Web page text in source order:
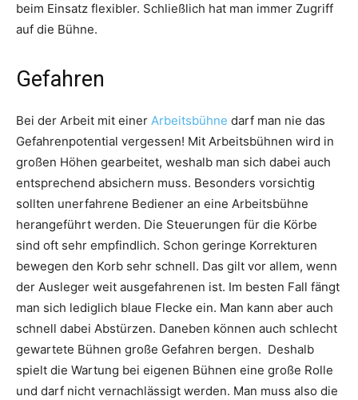
beim Einsatz flexibler. Schließlich hat man immer Zugriff
auf die Bühne.
Gefahren
Bei der Arbeit mit einer Arbeitsbühne darf man nie das
Gefahrenpotential vergessen! Mit Arbeitsbühnen wird in
großen Höhen gearbeitet, weshalb man sich dabei auch
entsprechend absichern muss. Besonders vorsichtig
sollten unerfahrene Bediener an eine Arbeitsbühne
herangeführt werden. Die Steuerungen für die Körbe
sind oft sehr empfindlich. Schon geringe Korrekturen
bewegen den Korb sehr schnell. Das gilt vor allem, wenn
der Ausleger weit ausgefahrenen ist. Im besten Fall fängt
man sich lediglich blaue Flecke ein. Man kann aber auch
schnell dabei Abstürzen. Daneben können auch schlecht
gewartete Bühnen große Gefahren bergen. Deshalb
spielt die Wartung bei eigenen Bühnen eine große Rolle
und darf nicht vernachlässigt werden. Man muss also die